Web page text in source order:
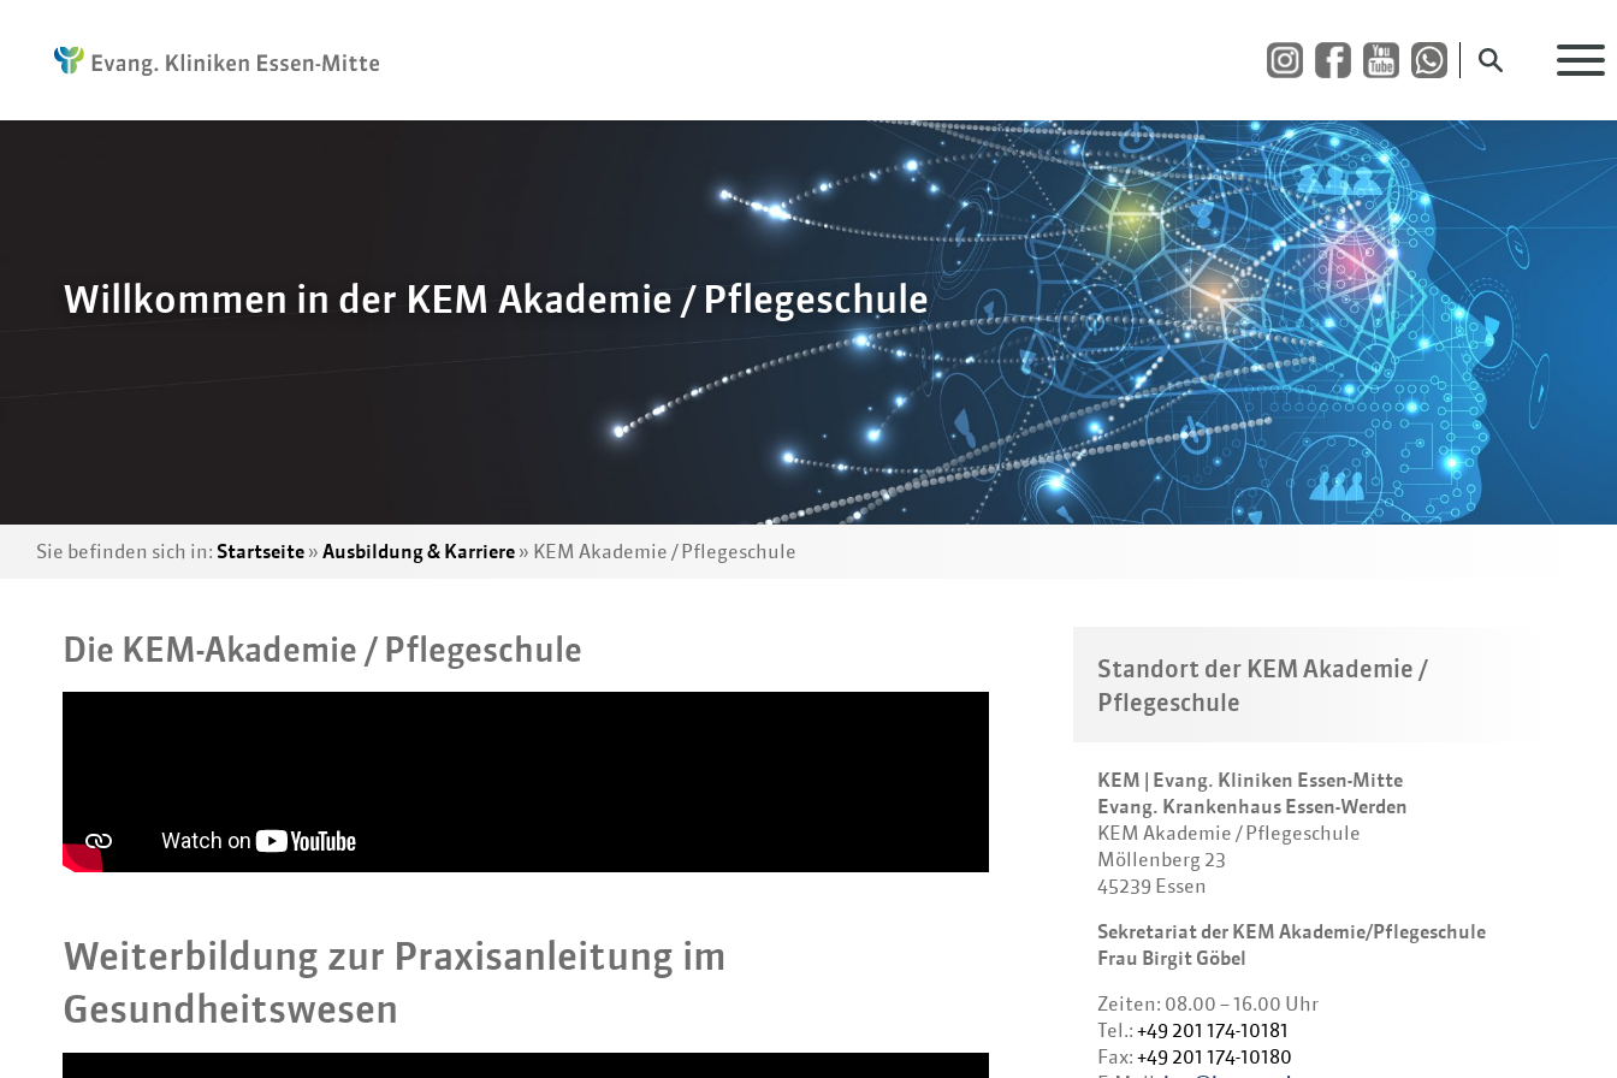
Suche öffnen
Willkommen in der KEM Akademie / Pflegeschule
Sie befinden sich in: Startseite » Ausbildung & Karriere » KEM Akademie / Pflegeschule
Die KEM-Akademie / Pflegeschule
Weiterbildung zur Praxisanleitung im
Gesundheitswesen
Standort der KEM Akademie /
Pflegeschule
KEM | Evang. Kliniken Essen-Mitte
Evang. Krankenhaus Essen-Werden
KEM Akademie / Pflegeschule
Möllenberg 23
45239 Essen
Sekretariat der KEM Akademie/Pflegeschule
Frau Birgit Göbel
Zeiten: 08.00 – 16.00 Uhr
Tel.: +49 201 174-10181
Fax: +49 201 174-10180